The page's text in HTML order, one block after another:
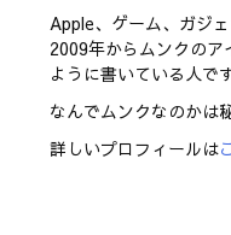
Apple、ゲーム、ガジ
2009年からムンクのア
ように書いている人です
なんでムンクなのかは
詳しいプロフィールは